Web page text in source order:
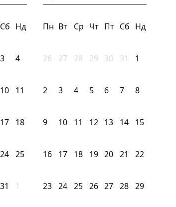
Сб Нд
3 4
10 11
17 18
24 25
31 1
Пн Вт Ср Чт Пт Сб Нд
26 27 28 29 30 31 1
2 3 4 5 6 7 8
9 10 11 12 13 14 15
16 17 18 19 20 21 22
23 24 25 26 27 28 29